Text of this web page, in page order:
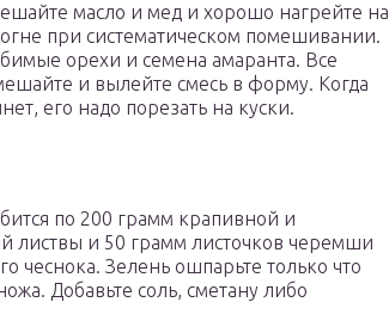
масло и мед и хорошо нагрейте на
при систематическом помешивании.
орехи и семена амаранта. Все
и вылейте смесь в форму. Когда
его надо порезать на куски.
по 200 грамм крапивной и
листвы и 50 грамм листочков черемши
чеснока. Зелень ошпарьте только что
Добавьте соль, сметану либо